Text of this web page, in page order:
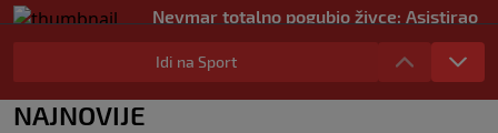
Neymar totalno pogubio živce: Asistirao
za pobjedu, pa ušao u sukob s
navijačima (VIDEO)
Idi na Sport
NAJNOVIJE